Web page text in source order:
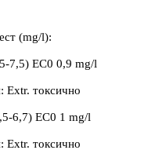
(mg/l):
7,5) EC0 0,9 mg/l
Extr. токсично
6,7) EC0 1 mg/l
Extr. токсично